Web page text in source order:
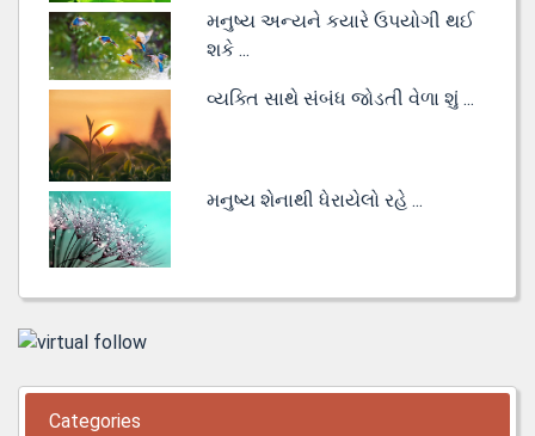
મનુષ્ય અન્યને કયારે ઉપયોગી થઈ
શકે ...
વ્યક્તિ સાથે સંબંધ જોડતી વેળા શું ...
મનુષ્ય શેનાથી ધેરાયેલો રહે ...
Categories